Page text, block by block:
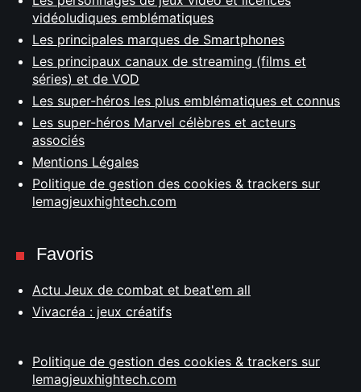
vidéoludiques emblématiques
Les principales marques de Smartphones
Les principaux canaux de streaming (films et
séries) et de VOD
Les super-héros les plus emblématiques et connus
Les super-héros Marvel célèbres et acteurs
associés
Mentions Légales
Politique de gestion des cookies & trackers sur
lemagjeuxhightech.com
Favoris
Actu Jeux de combat et beat'em all
Vivacréa : jeux créatifs
Politique de gestion des cookies & trackers sur
lemagjeuxhightech.com